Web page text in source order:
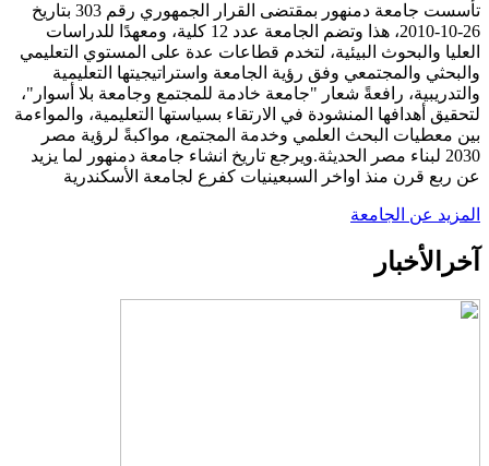
تأسست جامعة دمنهور بمقتضى القرار الجمهوري رقم 303 بتاريخ
26-10-2010، هذا وتضم الجامعة عدد 12 كلية، ومعهدًا للدراسات
العليا والبحوث البيئية، لتخدم قطاعات عدة على المستوي التعليمي
والبحثي والمجتمعي وفق رؤية الجامعة واستراتيجيتها التعليمية
والتدريبية، رافعةً شعار "جامعة خادمة للمجتمع وجامعة بلا أسوار"،
لتحقيق أهدافها المنشودة في الارتقاء بسياستها التعليمية، والمواءمة
بين معطيات البحث العلمي وخدمة المجتمع، مواكبةً لرؤية مصر
2030 لبناء مصر الحديثة.ويرجع تاريخ انشاء جامعة دمنهور لما يزيد
عن ربع قرن منذ اواخر السبعينيات كفرع لجامعة الأسكندرية
المزيد عن الجامعة
آخر الأخبار